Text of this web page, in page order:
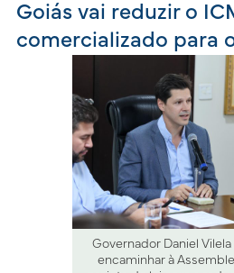
Goiás vai reduzir o
comercializado para
Governador Daniel
encaminhar à